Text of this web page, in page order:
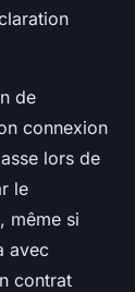
de
connexion
lors de
le
même si
avec
contrat